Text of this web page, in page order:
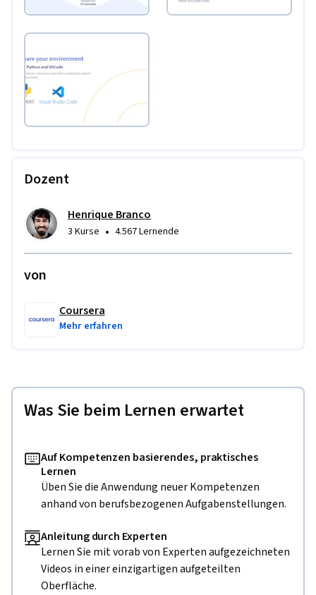
Dozent
Henrique Branco
3 Kurse • 4.567 Lernende
von
Coursera
Mehr erfahren
Was Sie beim Lernen erwartet
Auf Kompetenzen basierendes, praktisches
Lernen
Üben Sie die Anwendung neuer Kompetenzen
anhand von berufsbezogenen Aufgabenstellungen.
Anleitung durch Experten
Lernen Sie mit vorab von Experten aufgezeichneten
Videos in einer einzigartigen aufgeteilten
Oberfläche.